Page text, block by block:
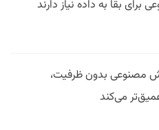
بقا به داده نیاز دارند
مصنوعی بدون ظرفیت،
می‌کند